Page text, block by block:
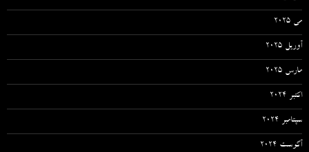
می 2025
آوریل 2025
مارس 2025
اکتبر 2024
سپتامبر 2024
آگوست 2024